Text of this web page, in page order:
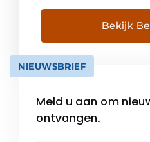
combineert. Onze
zorg ontwikkeld
met karakter: van
inductiekookplaten
en stijlvolle
Bekijk
NIEUWSBRIEF
Meld u aan om
ontvangen.